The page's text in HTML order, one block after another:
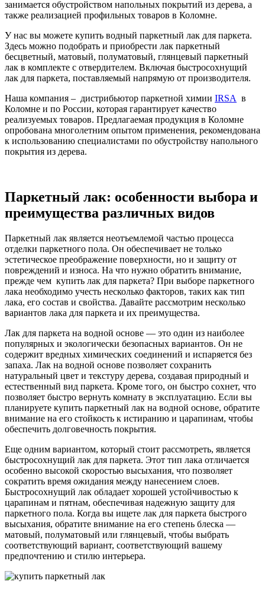
занимается обустройством напольных покрытий из дерева, а
также реализацией профильных товаров в Коломне.
У нас вы можете купить водный паркетный лак для паркета.
Здесь можно подобрать и приобрести лак паркетный
бесцветный, матовый, полуматовый, глянцевый паркетный
лак в комплекте с отвердителем. Включая быстросохнущий
лак для паркета, поставляемый напрямую от производителя.
Наша компания – дистрибьютор паркетной химии IRSA в
Коломне и по России, которая гарантирует качество
реализуемых товаров. Предлагаемая продукция в Коломне
опробована многолетним опытом применения, рекомендована
к использованию специалистами по обустройству напольного
покрытия из дерева.
Паркетный лак: особенности выбора и
преимущества различных видов
Паркетный лак является неотъемлемой частью процесса
отделки паркетного пола. Он обеспечивает не только
эстетическое преображение поверхности, но и защиту от
повреждений и износа. На что нужно обратить внимание,
прежде чем купить лак для паркета? При выборе паркетного
лака необходимо учесть несколько факторов, таких как тип
лака, его состав и свойства. Давайте рассмотрим несколько
вариантов лака для паркета и их преимущества.
Лак для паркета на водной основе — это один из наиболее
популярных и экологически безопасных вариантов. Он не
содержит вредных химических соединений и испаряется без
запаха. Лак на водной основе позволяет сохранить
натуральный цвет и текстуру дерева, создавая природный и
естественный вид паркета. Кроме того, он быстро сохнет, что
позволяет быстро вернуть комнату в эксплуатацию. Если вы
планируете купить паркетный лак на водной основе, обратите
внимание на его стойкость к истиранию и царапинам, чтобы
обеспечить долговечность покрытия.
Еще одним вариантом, который стоит рассмотреть, является
быстросохнущий лак для паркета. Этот тип лака отличается
особенно высокой скоростью высыхания, что позволяет
сократить время ожидания между нанесением слоев.
Быстросохнущий лак обладает хорошей устойчивостью к
царапинам и пятнам, обеспечивая надежную защиту для
паркетного пола. Когда вы ищете лак для паркета быстрого
высыхания, обратите внимание на его степень блеска —
матовый, полуматовый или глянцевый, чтобы выбрать
соответствующий вариант, соответствующий вашему
предпочтению и стилю интерьера.